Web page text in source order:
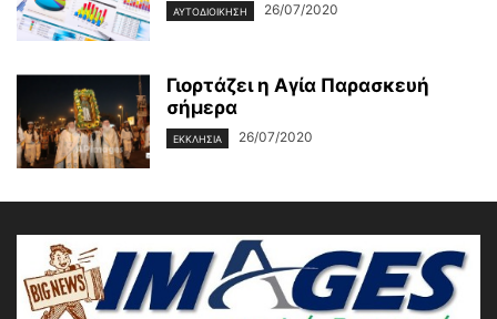
ΑΥΤΟΔΙΟΙΚΗΣΗ 26/07/2020
Γιορτάζει η Αγία Παρασκευή
σήμερα
ΕΚΚΛΗΣΙΑ 26/07/2020